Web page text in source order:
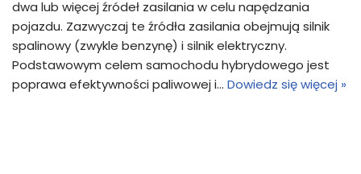
dwa lub więcej źródeł zasilania w celu napędzania
pojazdu. Zazwyczaj te źródła zasilania obejmują silnik
spalinowy (zwykle benzynę) i silnik elektryczny.
Podstawowym celem samochodu hybrydowego jest
poprawa efektywności paliwowej i… Dowiedz się więcej »